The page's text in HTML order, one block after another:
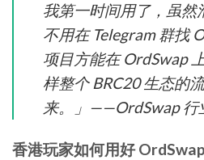
我第一时间用了，虽然
不用在 Telegram 群找
项目方能在 OrdSwap
样整个 BRC20 生态的
来。」——OrdSwap 行
香港玩家如何用好